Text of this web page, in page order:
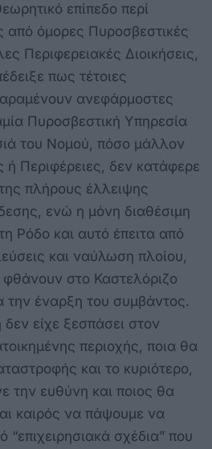
επίπεδο περί
από όμορες Πυροσβεστικές
Περιφερειακές Διοικήσεις,
πως τέτοιες
ανεφάρμοστες
Πυροσβεστική Υπηρεσία
του Νομού, πόσο μάλλον
Περιφέρειες, δεν κατάφερε
πλήρους έλλειψης
ενώ η μόνη διαθέσιμη
Ρόδο και αυτό έπειτα από
και ναύλωση πλοίου,
φθάνουν στο Καστελόριζο
την έναρξη του συμβάντος.
είχε ξεσπάσει στον
περιοχής, ποια θα
και το κυριότερο,
την ευθύνη και ποιος θα
καιρός να πάψουμε να
σχέδια” που